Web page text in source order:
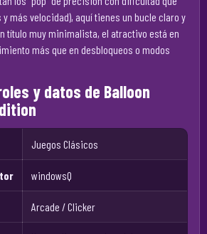
más velocidad), aquí tienes un bucle claro y
título muy minimalista, el atractivo está en
más que en desbloqueos o modos
y datos de Balloon
Juegos Clásicos
windowsQ
Arcade / Clicker